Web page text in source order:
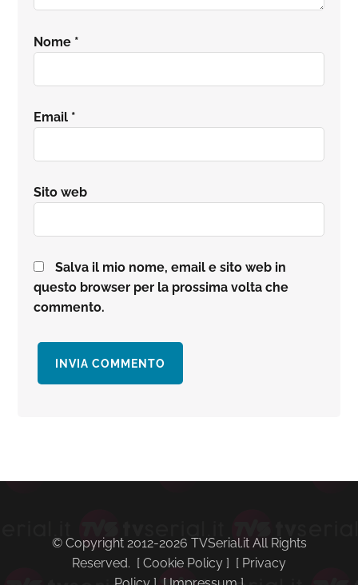
Nome *
Email *
Sito web
Salva il mio nome, email e sito web in
questo browser per la prossima volta che
commento.
primaria
© Copyright 2012-2026 TVSerial.it All Rights
Reserved. [ Cookie Policy ] [ Privacy